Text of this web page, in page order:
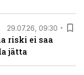
29.07.26, 09:30
riski ei saa
jätta